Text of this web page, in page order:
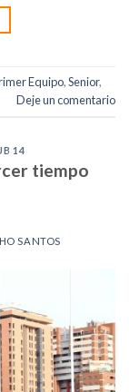
Equipo,Senior,
Deje un comentario
14
tiempo
SANTOS